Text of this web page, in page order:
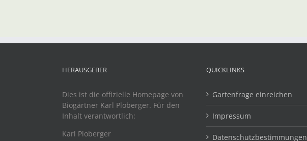
HERAUSGEBER
Dies ist die offizielle Homepage von
Biogärtner Karl Ploberger. Für den
Inhalt verantwortlich:
Karl Ploberger
QUICKLINKS
Gartenfrage einreichen
Impressum
Datenschutzbestimmungen